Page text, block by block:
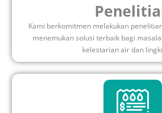
Kami berkomitmen melakukan
menemukan solusi terbaik bagi
kelestarian air dan